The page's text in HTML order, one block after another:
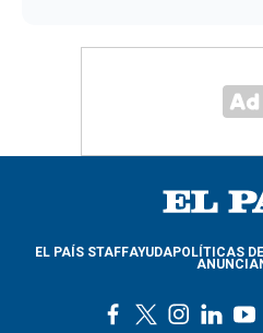
EL PAÍS STAFFAYUDAPOLÍTICAS
l
y